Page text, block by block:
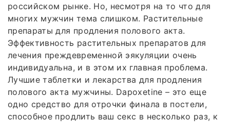
российском рынке. Но, несмотря на то что для
многих мужчин тема слишком. Растительные
препараты для продления полового акта.
Эффективность растительных препаратов для
лечения преждевременной эякуляции очень
индивидуальна, и в этом их главная проблема.
Лучшие таблетки и лекарства для продления
полового акта мужчины. Dapoxetine – это еще
одно средство для отрочки финала в постели,
способное продлить ваш секс в несколько раз, к